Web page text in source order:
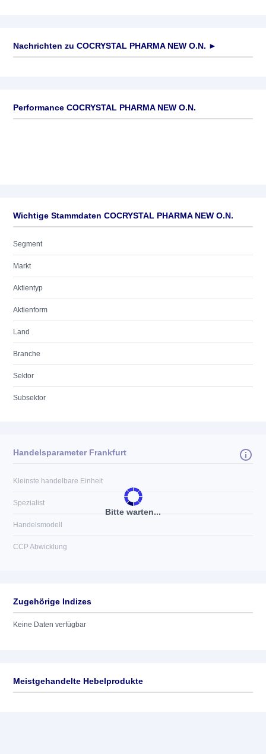
Nachrichten zu COCRYSTAL PHARMA NEW O.N. ►
Performance COCRYSTAL PHARMA NEW O.N.
Wichtige Stammdaten COCRYSTAL PHARMA NEW O.N.
Segment
Markt
Aktientyp
Aktienform
Land
Branche
Sektor
Subsektor
Bitte warten...
Handelsparameter Frankfurt
Kleinste handelbare Einheit
Spezialist
Handelsmodell
CCP Abwicklung
Zugehörige Indizes
Keine Daten verfügbar
Meistgehandelte Hebelprodukte